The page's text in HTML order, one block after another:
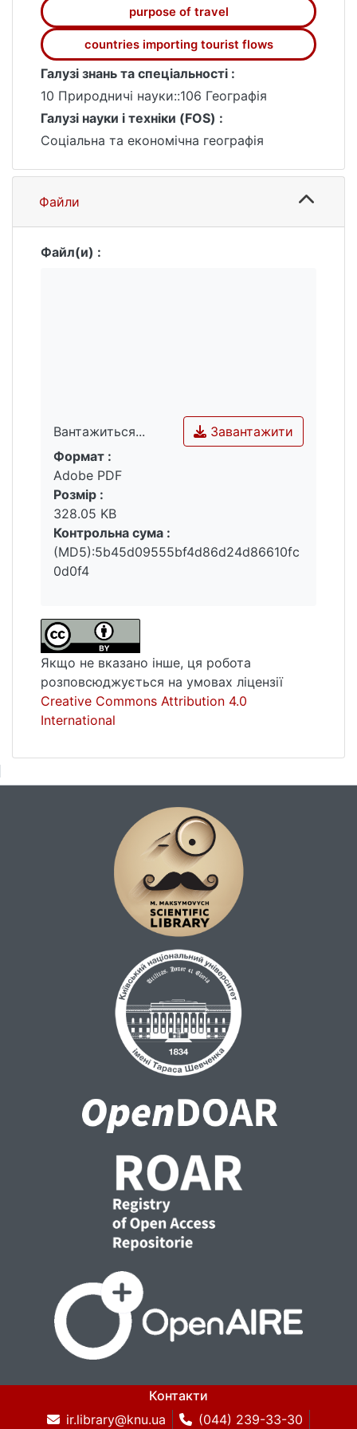
purpose of travel
countries importing tourist flows
Галузі знань та спеціальності :
10 Природничі науки::106 Географія
Галузі науки і техніки (FOS) :
Соціальна та економічна географія
Файли
Файл(и) :
Вантажиться...
Вантажиться...
Завантажити
Формат :
Adobe PDF
Розмір :
328.05 KB
Контрольна сума :
(MD5):5b45d09555bf4d86d24d86610fc
0d0f4
Якщо не вказано інше, ця робота
розповсюджується на умовах ліцензії
Creative Commons Attribution 4.0
International
Контакти
ir.library@knu.ua
(044) 239-33-30